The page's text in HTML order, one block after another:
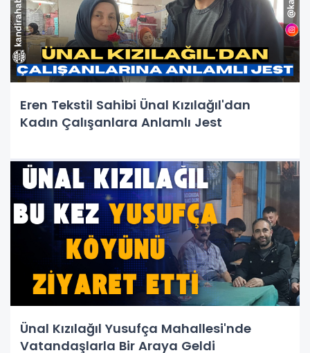
Eren Tekstil Sahibi Ünal Kızılağıl'dan
Kadın Çalışanlara Anlamlı Jest
Ünal Kızılağıl Yusufça Mahallesi'nde
Vatandaşlarla Bir Araya Geldi